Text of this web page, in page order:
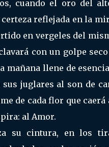
cuando el oro del
reflejada en la
en vergeles del
con un golpe
mañana llene de
juglares al son de
de cada flor que
al Amor.
su cintura, en los